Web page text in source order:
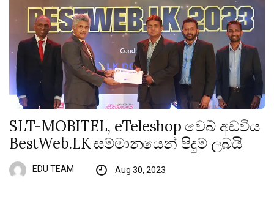
SLT-MOBITEL, eTeleshop වෙබ් අඩවිය
BestWeb.LK සම්මානයෙන් පිදුම් ලබයි
EDU TEAM Aug 30, 2023